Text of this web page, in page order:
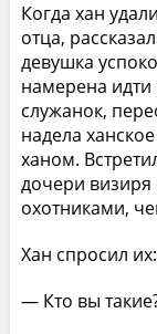
Когда хан
отца,
девушка
намерена
служанок,
надела
ханом.
дочери
охотниками,
Хан спросил их:
— Кто вы